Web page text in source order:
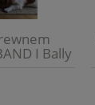
I Bally